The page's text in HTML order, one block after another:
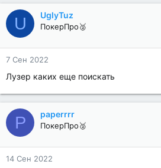
U UglyTuz
ПокерПро🥈
7 Сен 2022
Лузер каких еще поискать
P paperrrr
ПокерПро🥈
14 Сен 2022